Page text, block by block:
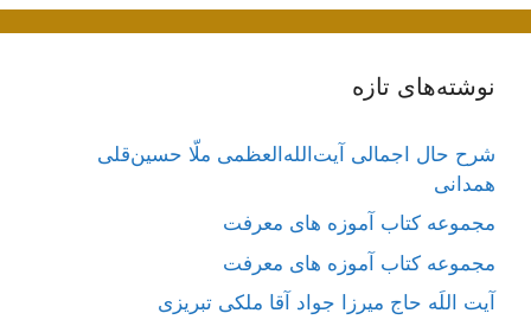
نوشته‌های تازه
شرح حال اجمالی آیت‌الله‌العظمی ملّا حسین‌قلی
همدانی
مجموعه کتاب آموزه های معرفت
مجموعه کتاب آموزه های معرفت
آیت اللَه حاج میرزا جواد آقا ملکی تبریزی